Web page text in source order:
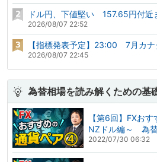
ドル円、下値堅い 157.65円付近
2026/08/07 22:52
【指標発表予定】23:00 7月カ
2026/08/07 22:45
為替相場を読み解くための基
【第6回】FXお
NZドル編～ 為
2022/07/30 06:32